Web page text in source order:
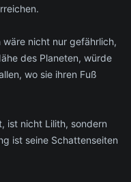
nicht nur gefährlich,
des Planeten, würde
wo sie ihren Fuß
ist nicht Lilith, sondern
ist seine Schattenseiten